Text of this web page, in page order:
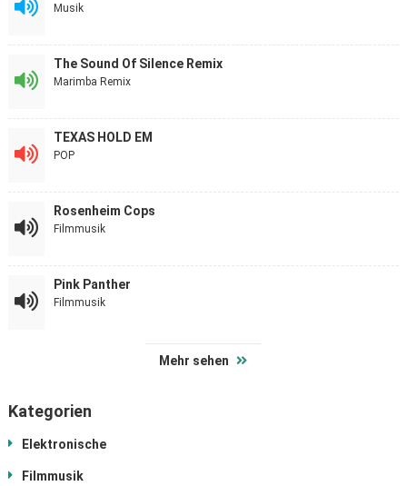
Musik
The Sound Of Silence Remix
Marimba Remix
TEXAS HOLD EM
POP
Rosenheim Cops
Filmmusik
Pink Panther
Filmmusik
Mehr sehen
Kategorien
Elektronische
Filmmusik